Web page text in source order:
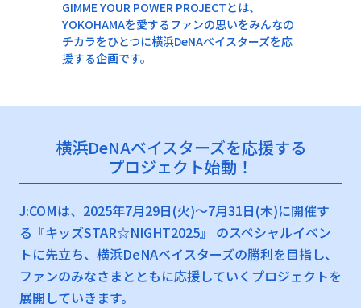
GIMME YOUR POWER PROJECTとは、
YOKOHAMAを愛するファンの思いをみんなの
チカラをひとつに横浜DeNAベイスターズを応
援する企画です。
横浜DeNAベイスターズを応援する
プロジェクト始動！
J:COMは、2025年7月29日(火)～7月31日(木)に開催す
る『キッズSTAR☆NIGHT2025』 のスペシャルイベン
トに先立ち、横浜DeNAベイスターズの勝利を目指し、
ファンのみなさまとともに応援していくプロジェクトを
展開していきます。